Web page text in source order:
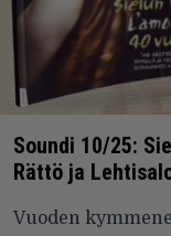
Soundi 10/25:
Rättö ja
Vuoden